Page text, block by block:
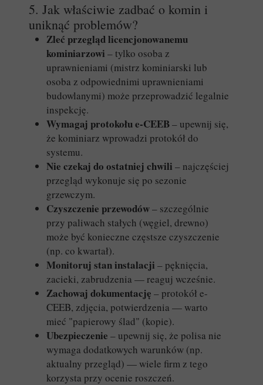
5. Jak właściwie zadbać o komin i
uniknąć problemów?
Zleć przegląd licencjonowanemu
kominiarzowi – tylko osoba z
uprawnieniami (mistrz kominiarski lub
osoba z odpowiednimi uprawnieniami
budowlanymi) może przeprowadzić legalnie
inspekcję.
Wymagaj protokołu e-CEEB– upewnij się,
że kominiarz wprowadzi protokół do
systemu.
Nie czekaj do ostatniej chwili – najczęściej
przegląd wykonuje się po sezonie
grzewczym.
Czyszczenie przewodów– szczególnie
przy paliwach stałych (węgiel, drewno)
może być konieczne częstsze czyszczenie
(np. co kwartał).
Monitoruj stan instalacji – pęknięcia,
zacieki, zabrudzenia — reaguj wcześnie.
Zachowaj dokumentację – protokół e-
CEEB, zdjęcia, potwierdzenia — warto
mieć "papierowy ślad" (kopie).
Ubezpieczenie – upewnij się, że polisa nie
wymaga dodatkowych warunków (np.
aktualny przegląd) — wiele firm z tego
korzysta przy ocenie roszczeń.